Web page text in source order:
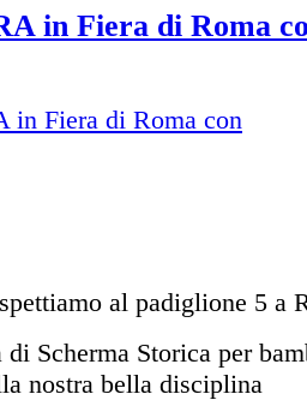
in Fiera di Roma
al padiglione 5 a
Scherma Storica per
nostra bella disciplina